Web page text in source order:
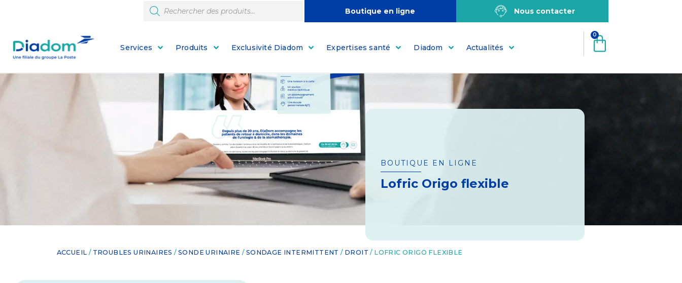
Boutique en ligne Nous contacter
Services Produits Exclusivité Diadom Expertises santé Diadom Actualités
0
BOUTIQUE EN LIGNE
Lofric Origo flexible
ACCUEIL / TROUBLES URINAIRES / SONDE URINAIRE / SONDAGE INTERMITTENT / DROIT / LOFRIC ORIGO FLEXIBLE